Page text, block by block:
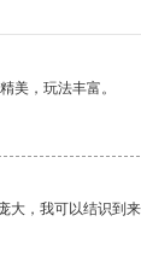
美，玩法丰富。
大，我可以结识到来